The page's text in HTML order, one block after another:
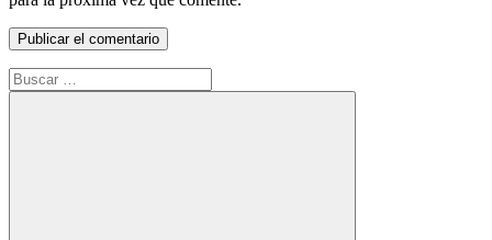
Buscar: